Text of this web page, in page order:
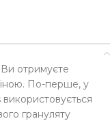
отримуєте
По-перше, у
використовується
грануляту